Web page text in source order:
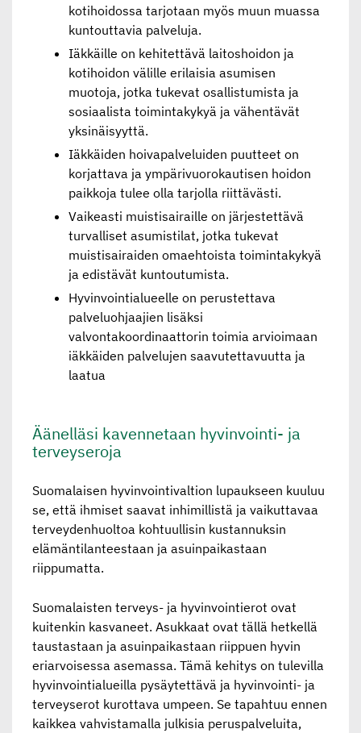
kotihoidossa tarjotaan myös muun muassa
kuntouttavia palveluja.
Iäkkäille on kehitettävä laitoshoidon ja
kotihoidon välille erilaisia asumisen
muotoja, jotka tukevat osallistumista ja
sosiaalista toimintakykyä ja vähentävät
yksinäisyyttä.
Iäkkäiden hoivapalveluiden puutteet on
korjattava ja ympärivuorokautisen hoidon
paikkoja tulee olla tarjolla riittävästi.
Vaikeasti muistisairaille on järjestettävä
turvalliset asumistilat, jotka tukevat
muistisairaiden omaehtoista toimintakykyä
ja edistävät kuntoutumista.
Hyvinvointialueelle on perustettava
palveluohjaajien lisäksi
valvontakoordinaattorin toimia arvioimaan
iäkkäiden palvelujen saavutettavuutta ja
laatua
Äänelläsi kavenne­taan hyvinvointi- ja
terveyseroja
Suomalaisen hyvinvointivaltion lupaukseen kuuluu
se, että ihmiset saavat inhimillistä ja vaikuttavaa
terveydenhuoltoa kohtuullisin kustannuksin
elämäntilanteestaan ja asuinpaikastaan
riippumatta.
Suomalaisten terveys- ja hyvinvointierot ovat
kuitenkin kasvaneet. Asukkaat ovat tällä hetkellä
taustastaan ja asuinpaikastaan riippuen hyvin
eriarvoisessa asemassa. Tämä kehitys on tulevilla
hyvinvointialueilla pysäytettävä ja hyvinvointi- ja
terveyserot kurottava umpeen. Se tapahtuu ennen
kaikkea vahvistamalla julkisia peruspalveluita,